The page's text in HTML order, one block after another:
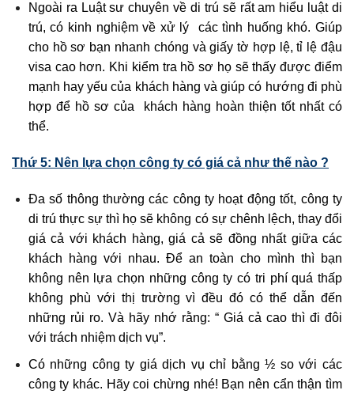
Ngoài ra Luật sư chuyên về di trú sẽ rất am hiểu luật di
trú, có kinh nghiệm về xử lý các tình huống khó. Giúp
cho hồ sơ bạn nhanh chóng và giấy tờ hợp lệ, tỉ lệ đậu
visa cao hơn. Khi kiểm tra hồ sơ họ sẽ thấy được điểm
mạnh hay yếu của khách hàng và giúp có hướng đi phù
hợp để hồ sơ của khách hàng hoàn thiện tốt nhất có
thể.
Thứ 5: Nên lựa chọn công ty có giá cả như thế nào ?
Đa số thông thường các công ty hoạt động tốt, công ty
di trú thực sự thì họ sẽ không có sự chênh lệch, thay đổi
giá cả với khách hàng, giá cả sẽ đồng nhất giữa các
khách hàng với nhau. Để an toàn cho mình thì bạn
không nên lựa chọn những công ty có tri phí quá thấp
không phù với thị trường vì đều đó có thể dẫn đến
những rủi ro. Và hãy nhớ rằng: “ Giá cả cao thì đi đôi
với trách nhiệm dịch vụ”.
Có những công ty giá dịch vụ chỉ bằng ½ so với các
công ty khác. Hãy coi chừng nhé! Bạn nên cẩn thận tìm